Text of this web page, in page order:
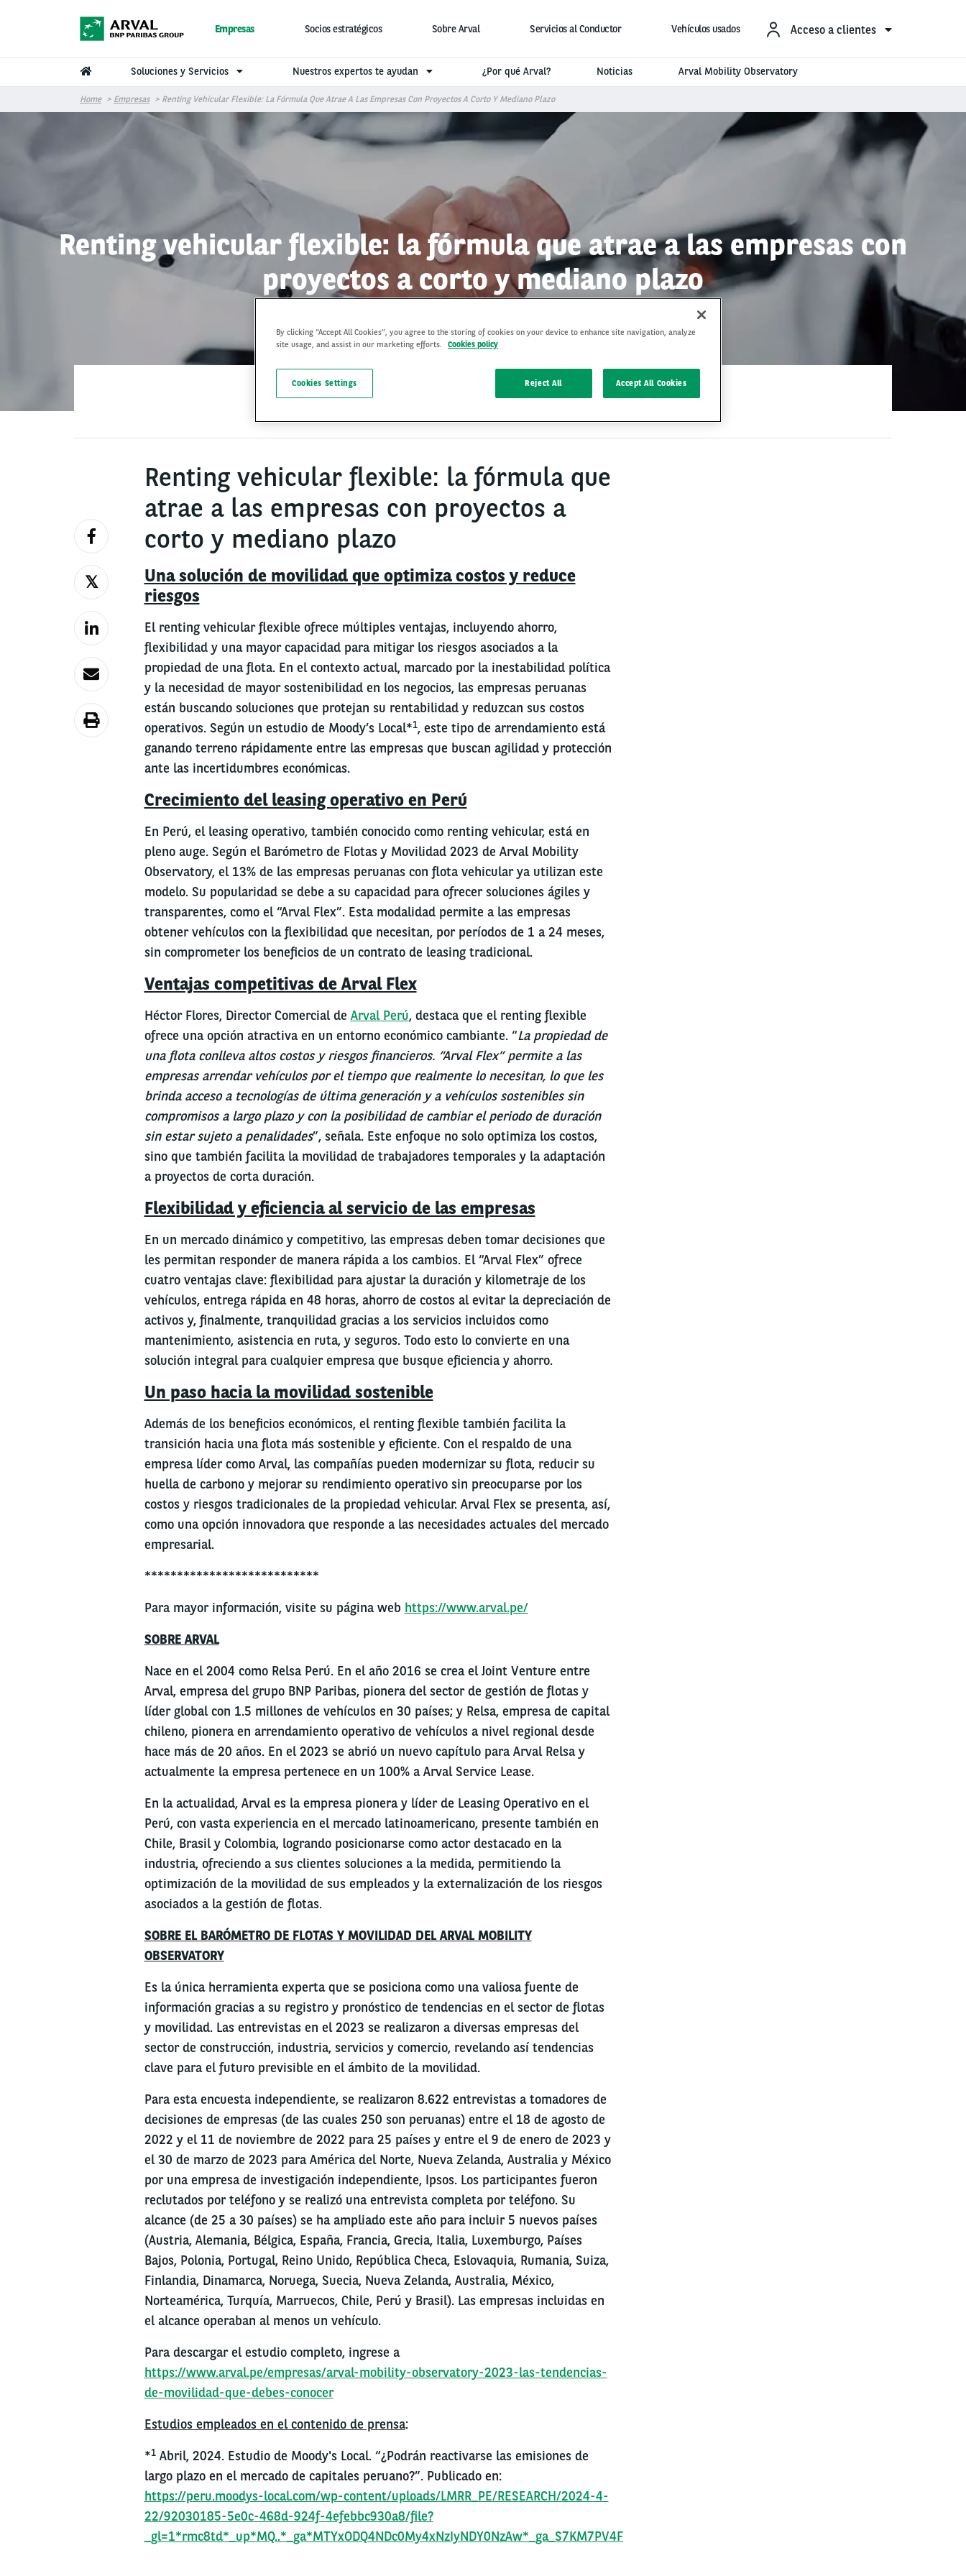
Empresas Socios estratégicos Sobre Arval Servicios al Conductor Vehículos usados Acceso a clientes
Soluciones y Servicios Nuestros expertos te ayudan ¿Por qué Arval? Noticias Arval Mobility Observatory
Home Empresas Renting Vehicular Flexible: La Fórmula Que Atrae A Las Empresas Con Proyectos A Corto Y Mediano Plazo
Renting vehicular flexible: la fórmula que atrae a las empresas con
proyectos a corto y mediano plazo
11 Oct 2024
Renting vehicular flexible: la fórmula que
atrae a las empresas con proyectos a
corto y mediano plazo
Una solución de movilidad que optimiza costos y reduce
riesgos
El renting vehicular flexible ofrece múltiples ventajas, incluyendo ahorro,
flexibilidad y una mayor capacidad para mitigar los riesgos asociados a la
propiedad de una flota. En el contexto actual, marcado por la inestabilidad política
y la necesidad de mayor sostenibilidad en los negocios, las empresas peruanas
están buscando soluciones que protejan su rentabilidad y reduzcan sus costos
operativos. Según un estudio de Moody’s Local*1, este tipo de arrendamiento está
ganando terreno rápidamente entre las empresas que buscan agilidad y protección
ante las incertidumbres económicas.
Crecimiento del leasing operativo en Perú
En Perú, el leasing operativo, también conocido como renting vehicular, está en
pleno auge. Según el Barómetro de Flotas y Movilidad 2023 de Arval Mobility
Observatory, el 13% de las empresas peruanas con flota vehicular ya utilizan este
modelo. Su popularidad se debe a su capacidad para ofrecer soluciones ágiles y
transparentes, como el “Arval Flex”. Esta modalidad permite a las empresas
obtener vehículos con la flexibilidad que necesitan, por períodos de 1 a 24 meses,
sin comprometer los beneficios de un contrato de leasing tradicional.
Ventajas competitivas de Arval Flex
Héctor Flores, Director Comercial de Arval Perú, destaca que el renting flexible
ofrece una opción atractiva en un entorno económico cambiante. “La propiedad de
una flota conlleva altos costos y riesgos financieros. “Arval Flex” permite a las
empresas arrendar vehículos por el tiempo que realmente lo necesitan, lo que les
brinda acceso a tecnologías de última generación y a vehículos sostenibles sin
compromisos a largo plazo y con la posibilidad de cambiar el periodo de duración
sin estar sujeto a penalidades”, señala. Este enfoque no solo optimiza los costos,
sino que también facilita la movilidad de trabajadores temporales y la adaptación
a proyectos de corta duración.
Flexibilidad y eficiencia al servicio de las empresas
En un mercado dinámico y competitivo, las empresas deben tomar decisiones que
les permitan responder de manera rápida a los cambios. El “Arval Flex” ofrece
cuatro ventajas clave: flexibilidad para ajustar la duración y kilometraje de los
vehículos, entrega rápida en 48 horas, ahorro de costos al evitar la depreciación de
activos y, finalmente, tranquilidad gracias a los servicios incluidos como
mantenimiento, asistencia en ruta, y seguros. Todo esto lo convierte en una
solución integral para cualquier empresa que busque eficiencia y ahorro.
Un paso hacia la movilidad sostenible
Además de los beneficios económicos, el renting flexible también facilita la
transición hacia una flota más sostenible y eficiente. Con el respaldo de una
empresa líder como Arval, las compañías pueden modernizar su flota, reducir su
huella de carbono y mejorar su rendimiento operativo sin preocuparse por los
costos y riesgos tradicionales de la propiedad vehicular. Arval Flex se presenta, así,
como una opción innovadora que responde a las necesidades actuales del mercado
empresarial.
***************************
Para mayor información, visite su página web https://www.arval.pe/
SOBRE ARVAL
Nace en el 2004 como Relsa Perú. En el año 2016 se crea el Joint Venture entre
Arval, empresa del grupo BNP Paribas, pionera del sector de gestión de flotas y
líder global con 1.5 millones de vehículos en 30 países; y Relsa, empresa de capital
chileno, pionera en arrendamiento operativo de vehículos a nivel regional desde
hace más de 20 años. En el 2023 se abrió un nuevo capítulo para Arval Relsa y
actualmente la empresa pertenece en un 100% a Arval Service Lease.
En la actualidad, Arval es la empresa pionera y líder de Leasing Operativo en el
Perú, con vasta experiencia en el mercado latinoamericano, presente también en
Chile, Brasil y Colombia, logrando posicionarse como actor destacado en la
industria, ofreciendo a sus clientes soluciones a la medida, permitiendo la
optimización de la movilidad de sus empleados y la externalización de los riesgos
asociados a la gestión de flotas.
SOBRE EL BARÓMETRO DE FLOTAS Y MOVILIDAD DEL ARVAL MOBILITY
OBSERVATORY
Es la única herramienta experta que se posiciona como una valiosa fuente de
información gracias a su registro y pronóstico de tendencias en el sector de flotas
y movilidad. Las entrevistas en el 2023 se realizaron a diversas empresas del
sector de construcción, industria, servicios y comercio, revelando así tendencias
clave para el futuro previsible en el ámbito de la movilidad.
Para esta encuesta independiente, se realizaron 8.622 entrevistas a tomadores de
decisiones de empresas (de las cuales 250 son peruanas) entre el 18 de agosto de
2022 y el 11 de noviembre de 2022 para 25 países y entre el 9 de enero de 2023 y
el 30 de marzo de 2023 para América del Norte, Nueva Zelanda, Australia y México
por una empresa de investigación independiente, Ipsos. Los participantes fueron
reclutados por teléfono y se realizó una entrevista completa por teléfono. Su
alcance (de 25 a 30 países) se ha ampliado este año para incluir 5 nuevos países
(Austria, Alemania, Bélgica, España, Francia, Grecia, Italia, Luxemburgo, Países
Bajos, Polonia, Portugal, Reino Unido, República Checa, Eslovaquia, Rumania, Suiza,
Finlandia, Dinamarca, Noruega, Suecia, Nueva Zelanda, Australia, México,
Norteamérica, Turquía, Marruecos, Chile, Perú y Brasil). Las empresas incluidas en
el alcance operaban al menos un vehículo.
Para descargar el estudio completo, ingrese a
https://www.arval.pe/empresas/arval-mobility-observatory-2023-las-tendencias-
de-movilidad-que-debes-conocer
Estudios empleados en el contenido de prensa:
*1Abril, 2024. Estudio de Moody's Local. “¿Podrán reactivarse las emisiones de
largo plazo en el mercado de capitales peruano?”. Publicado en:
https://peru.moodys-local.com/wp-content/uploads/LMRR_PE/RESEARCH/2024-4-
22/92030185-5e0c-468d-924f-4efebbc930a8/file?
_gl=1*rmc8td*_up*MQ..*_ga*MTYxODQ4NDc0My4xNzIyNDY0NzAw*_ga_S7KM7PV4FJ*MTcyMjQ2NDY5OS4xLjEuMTcyMjQ2NDc0Ny4wLjAuMA
By clicking “Accept All Cookies”, you agree to the storing of cookies on your device to enhance site navigation, analyze
site usage, and assist in our marketing efforts.
Cookies policy
Reject All Accept All Cookies
Cookies Settings